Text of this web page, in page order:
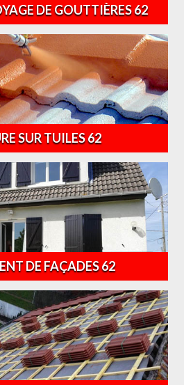
DE GOUTTIÈRES 62
SUR TUILES 62
DE FAÇADES 62